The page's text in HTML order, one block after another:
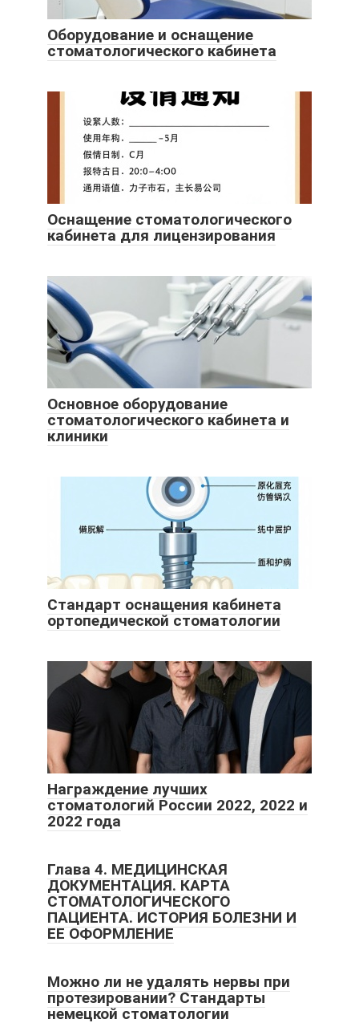
Оборудование и оснащение
стоматологического кабинета
Оснащение стоматологического
кабинета для лицензирования
Основное оборудование
стоматологического кабинета и
клиники
Стандарт оснащения кабинета
ортопедической стоматологии
Награждение лучших
стоматологий России 2022, 2022 и
2022 года
Глава 4. МЕДИЦИНСКАЯ
ДОКУМЕНТАЦИЯ. КАРТА
СТОМАТОЛОГИЧЕСКОГО
ПАЦИЕНТА. ИСТОРИЯ БОЛЕЗНИ И
ЕЕ ОФОРМЛЕНИЕ
Можно ли не удалять нервы при
протезировании? Стандарты
немецкой стоматологии